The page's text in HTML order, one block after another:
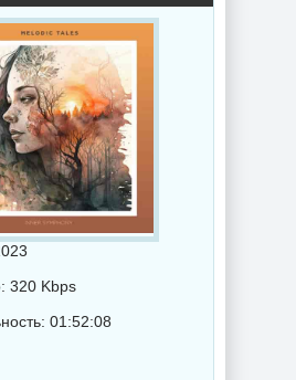
320 Kbps
01:52:08